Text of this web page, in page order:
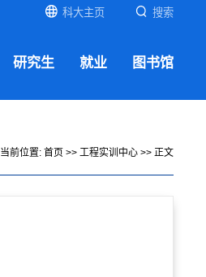
科大主页 搜索
研究生 就业 图书馆
当前位置: 首页 >> 工程实训中心>> 正文